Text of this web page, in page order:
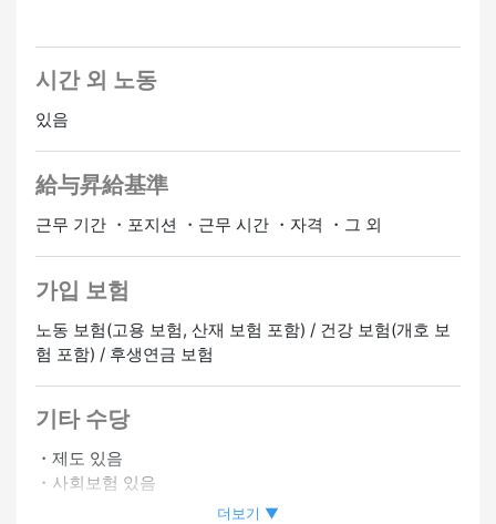
시간 외 노동
있음
給与昇給基準
근무 기간 ・포지션 ・근무 시간 ・자격 ・그 외
가입 보험
노동 보험(고용 보험, 산재 보험 포함) / 건강 보험(개호 보
험 포함) / 후생연금 보험
기타 수당
・제도 있음
・사회보험 있음
더보기 ▼